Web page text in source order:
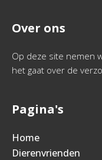
Over ons
Op deze site nemen
het gaat over de
Pagina's
Home
Dierenvrienden